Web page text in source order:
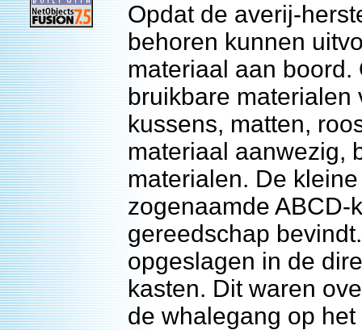
Opdat de averij-
behoren kunnen
materiaal aan
bruikbare materialen
kussens, matten,
materiaal aanwezig,
materialen. De
zogenaamde ABCD-
gereedschap
opgeslagen in de
kasten. Dit waren
de whalegang op het